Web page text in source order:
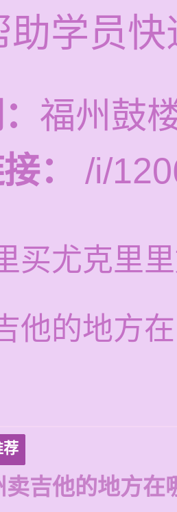
助学员
福州鼓
：
/i/
买尤克里
他的地方
荐
卖吉他的地方在